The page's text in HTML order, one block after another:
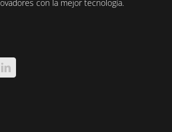
con la mejor tecnología.